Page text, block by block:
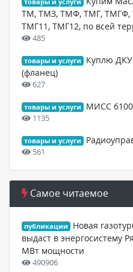
товары и услуги
ТМ, ТМЗ, ТМФ, ТМГ, ТМГФ,
ТМГ11, ТМГ12, по всей
485
товары и услуги
Куплю ДКУ
(фланец)
627
товары и услуги МИСС
1135
товары и услуги
561
Самое читаемое
публикации
Новая
выдаст в энергосистему
МВт мощности
490906